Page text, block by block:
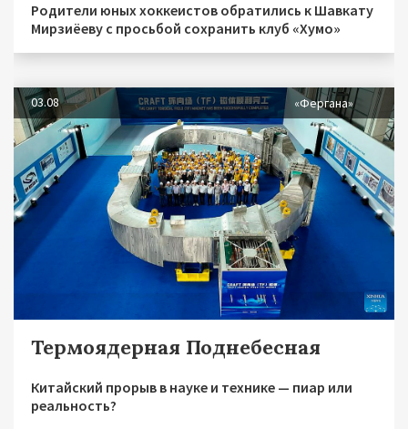
Родители юных хоккеистов обратились к Шавкату
Мирзиёеву с просьбой сохранить клуб «Хумо»
03.08 «Фергана»
Термоядерная Поднебесная
Китайский прорыв в науке и технике — пиар или
реальность?